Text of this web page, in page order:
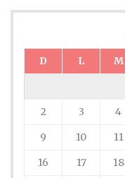
D L M
2
3 4
9
10 11
16
17 18